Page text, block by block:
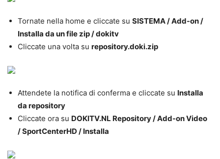
Tornate nella home e cliccate su SISTEMA / Add-on /
Installa da un file zip / dokitv
Cliccate una volta su repository.doki.zip
Attendete la notifica di conferma e cliccate su Installa
da repository
Cliccate ora su DOKITV.NL Repository / Add-on Video
/SportCenterHD / Installa